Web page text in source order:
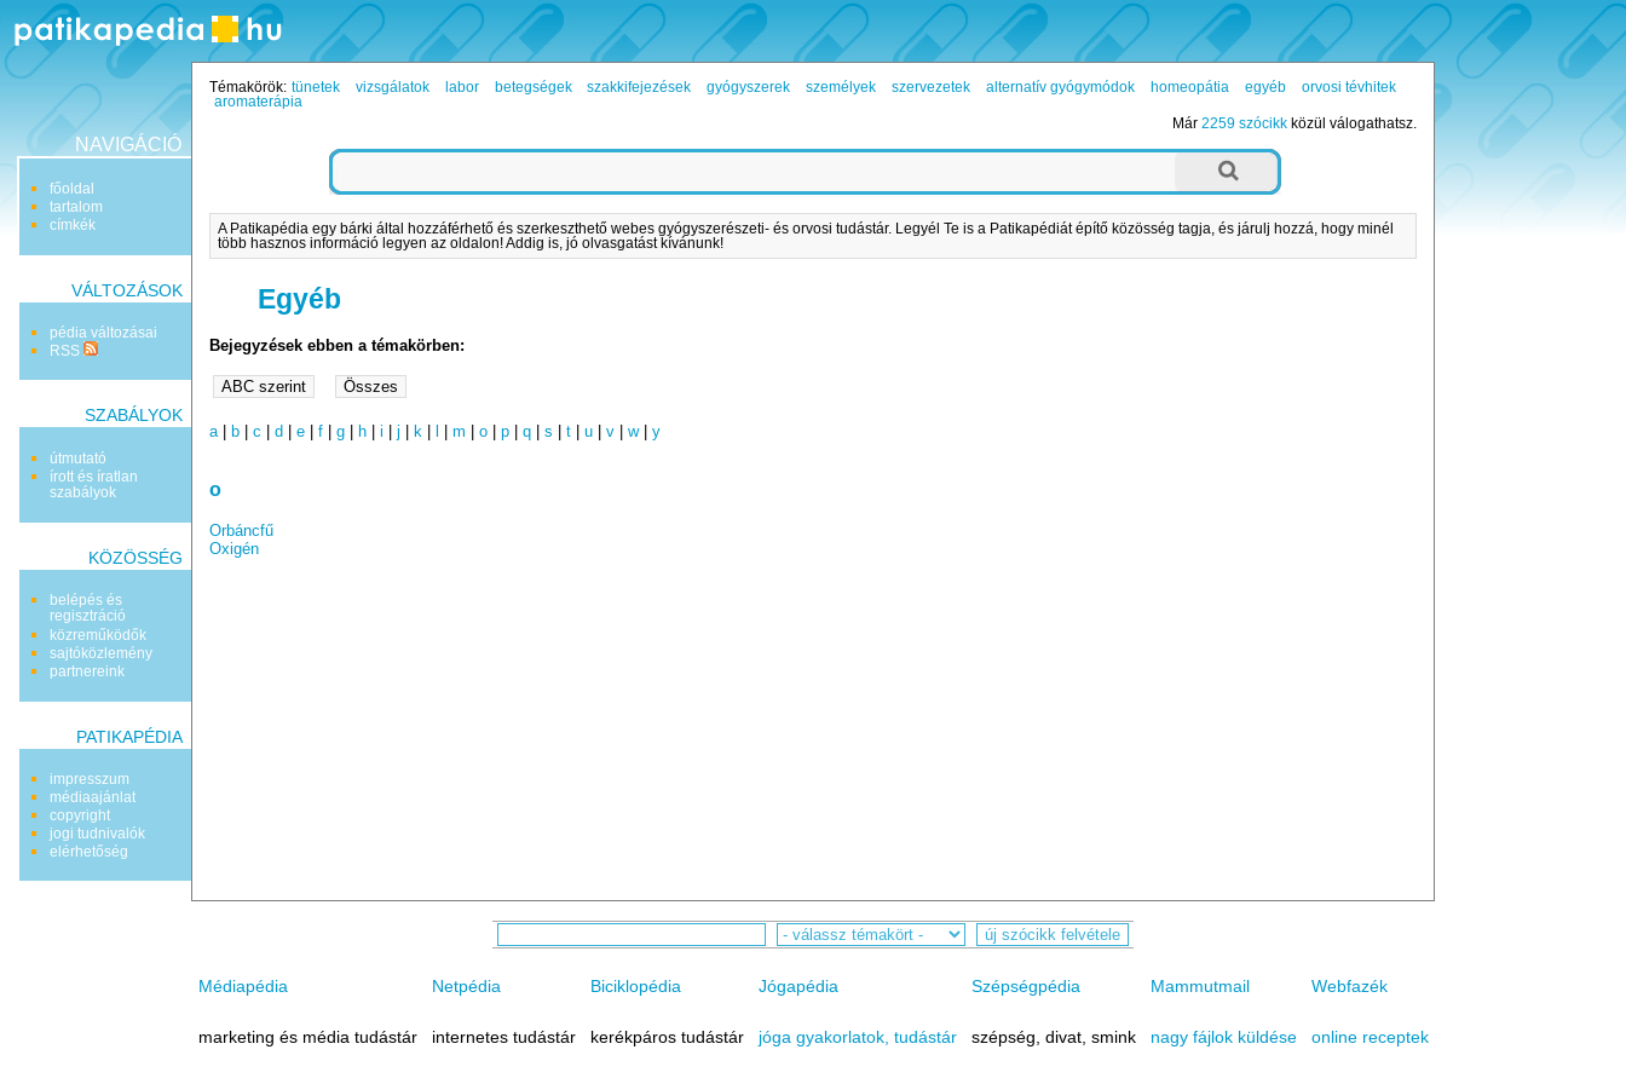
NAVIGÁCIÓ
főoldal
tartalom
címkék
VÁLTOZÁSOK
pédia változásai
RSS
SZABÁLYOK
útmutató
írott és íratlan
szabályok
KÖZÖSSÉG
belépés és
regisztráció
közreműködők
sajtóközlemény
partnereink
PATIKAPÉDIA
impresszum
médiaajánlat
copyright
jogi tudnivalók
elérhetőség
Témakörök: tünetek vizsgálatok labor betegségek szakkifejezések gyógyszerek személyek szervezetek alternatív gyógymódok homeopátia egyéb
orvosi tévhitek
aromaterápia
Már 2259 szócikkközül válogathatsz.
A Patikapédia egy bárki által hozzáférhető és szerkeszthető webes gyógyszerészeti- és orvosi tudástár. Legyél Te is a Patikapédiát építő közösség tagja, és járulj hozzá, hogy minél
több hasznos információ legyen az oldalon! Addig is, jó olvasgatást kívánunk!
Egyéb
Bejegyzések ebben a témakörben:
a| b |c |d |e |f |g h |i |j k |m |o |p |q |s |t |u |v |w|y
o
Orbáncfű
Oxigén
Médiapédia Netpédia Biciklopédia Jógapédia Szépségpédia Mammutmail Webfazék
marketing és média tudástár internetes tudástár kerékpáros tudástár jóga gyakorlatok, tudástár szépség, divat, smink nagy fájlok küldése online receptek